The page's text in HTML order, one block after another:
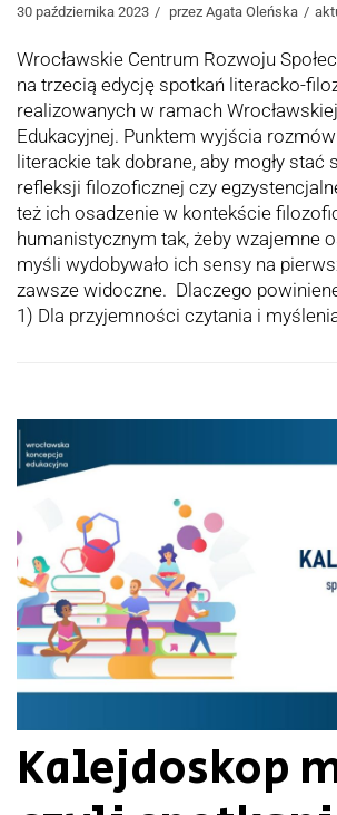
30 października 2023 przez Agata Oleńska
Wrocławskie Centrum Rozwoju
na trzecią edycję spotkań literacko-
realizowanych w ramach
Edukacyjnej. Punktem wyjścia
literackie tak dobrane, aby mogły stać
refleksji filozoficznej czy
też ich osadzenie w kontekście
humanistycznym tak, żeby wzajemne
myśli wydobywało ich sensy na
zawsze widoczne. Dlaczego
1) Dla przyjemności czytania i
Kalejdoskop